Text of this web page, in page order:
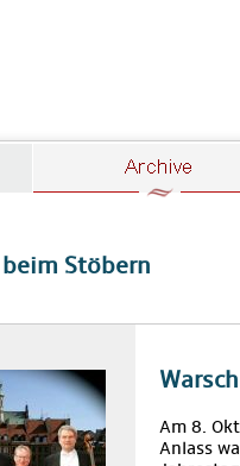
Stöbern
Am 8.
Anlass